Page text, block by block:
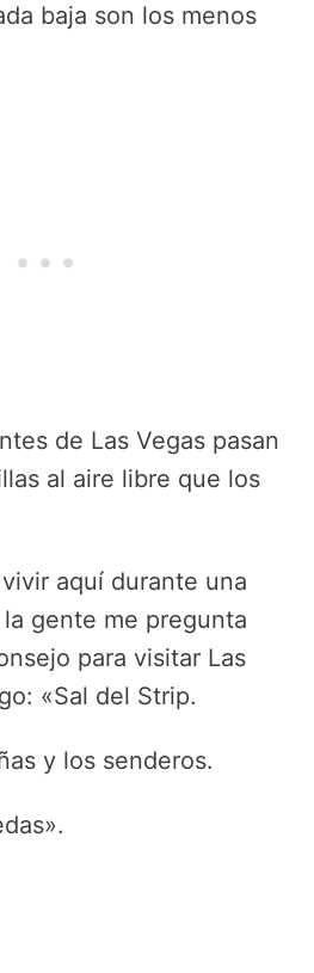
baja son los menos
de Las Vegas pasan
al aire libre que los
aquí durante una
gente me pregunta
para visitar Las
«Sal del Strip.
y los senderos.